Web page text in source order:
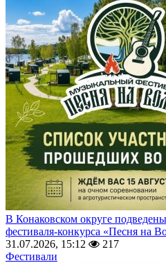
В Конаковском округе
фестиваля-конкурса «Песня на
31.07.2026, 15:12
217
Фестивали